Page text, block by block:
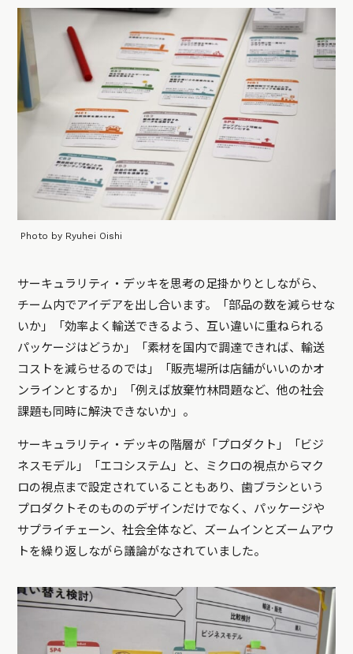
Photo by Ryuhei Oishi
サーキュラリティ・デッキを思考の足掛かりとしながら、
チーム内でアイデアを出し合います。「部品の数を減らせな
いか」「効率よく輸送できるよう、互い違いに重ねられる
パッケージはどうか」「素材を国内で調達できれば、輸送
コストを減らせるのでは」「販売場所は店舗がいいのかオ
ンラインとするか」「例えば放棄竹林問題など、他の社会
課題も同時に解決できないか」。
サーキュラリティ・デッキの階層が「プロダクト」「ビジ
ネスモデル」「エコシステム」と、ミクロの視点からマク
ロの視点まで設定されていることもあり、歯ブラシという
プロダクトそのもののデザインだけでなく、パッケージや
サプライチェーン、社会全体など、ズームインとズームアウ
トを繰り返しながら議論がなされていました。